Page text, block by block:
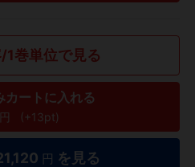
1巻単位で見る
カートに入れる
円 (+13pt)
円 を見る